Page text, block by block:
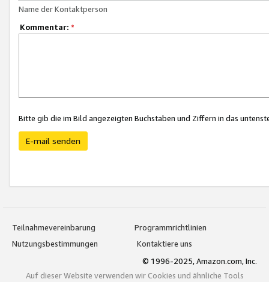
Name der Kontaktperson
Kommentar: *
Bitte gib die im Bild angezeigten Buchstaben und Ziffern in das
E-mail senden
Teilnahmevereinbarung
Programmrichtlinien
Nutzungsbestimmungen
Kontaktiere uns
© 1996-2025, Amazon.com, Inc.
Auf dieser Website verwenden wir Cookies und ähnliche Tools